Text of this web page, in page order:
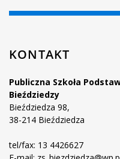
KONTAKT
Publiczna Szkoła
Bieździedzy
Bieździedza 98,
38-214 Bieździedza
tel/fax: 13 4426627